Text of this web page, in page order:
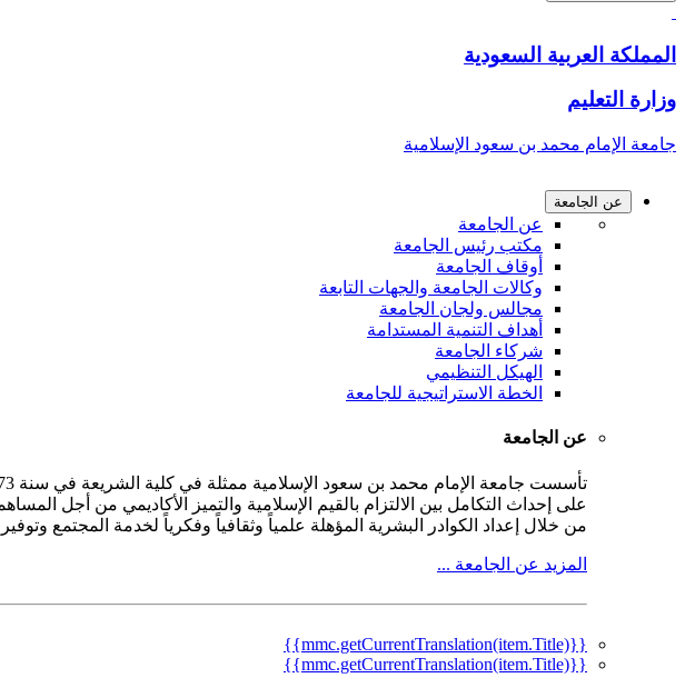
المملكة العربية السعودية
وزارة التعليم
جامعة الإمام محمد بن سعود الإسلامية
عن الجامعة
عن الجامعة
مكتب رئيس الجامعة
أوقاف الجامعة
وكالات الجامعة والجهات التابعة
مجالس ولجان الجامعة
أهداف التنمية المستدامة
شركاء الجامعة
الهيكل التنظيمي
الخطة الاستراتيجية للجامعة
عن الجامعة
على إحداث التكامل بين الالتزام بالقيم الإسلامية والتميز الأكاديمي من أجل
من خلال إعداد الكوادر البشرية المؤهلة علمياً وثقافياً وفكرياً لخدمة المجتمع
المزيد عن الجامعة ...
{{mmc.getCurrentTranslation(item.Title)}}
{{mmc.getCurrentTranslation(item.Title)}}